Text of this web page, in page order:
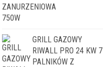
GRILL GAZOWY
RIWALL PRO 24 KW 7
PALNIKÓW Z